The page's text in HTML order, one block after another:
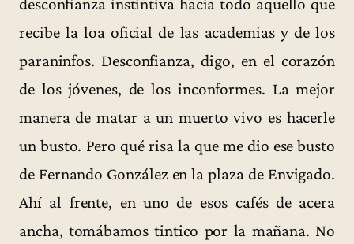
recibe la loa oficial de las academias y de los
paraninfos. Desconfianza, digo, en el corazón
de los jóvenes, de los inconformes. La mejor
manera de matar a un muerto vivo es hacerle
un busto. Pero qué risa la que me dio ese busto
de Fernando González en la plaza de Envigado.
Ahí al frente, en uno de esos cafés de acera
ancha, tomábamos tintico por la mañana. No